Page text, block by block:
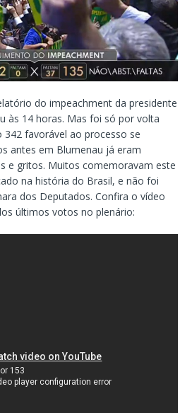
do impeachment da presidente
às 14 horas. Mas foi só por volta
favorável ao processo se
antes em Blumenau já eram
e gritos. Muitos comemoravam este
na história do Brasil, e não foi
dos Deputados. Confira o vídeo
últimos votos no plenário: